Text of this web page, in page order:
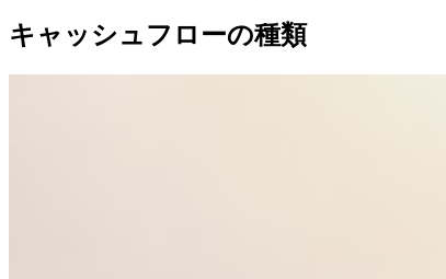
6-6.⑥事業転換を図る企業の場合
6-7.
⑦経営状態が要注意の企業の場合
7.キャッシュフロー計算書を作成できるツール
キャッシュフローの種類